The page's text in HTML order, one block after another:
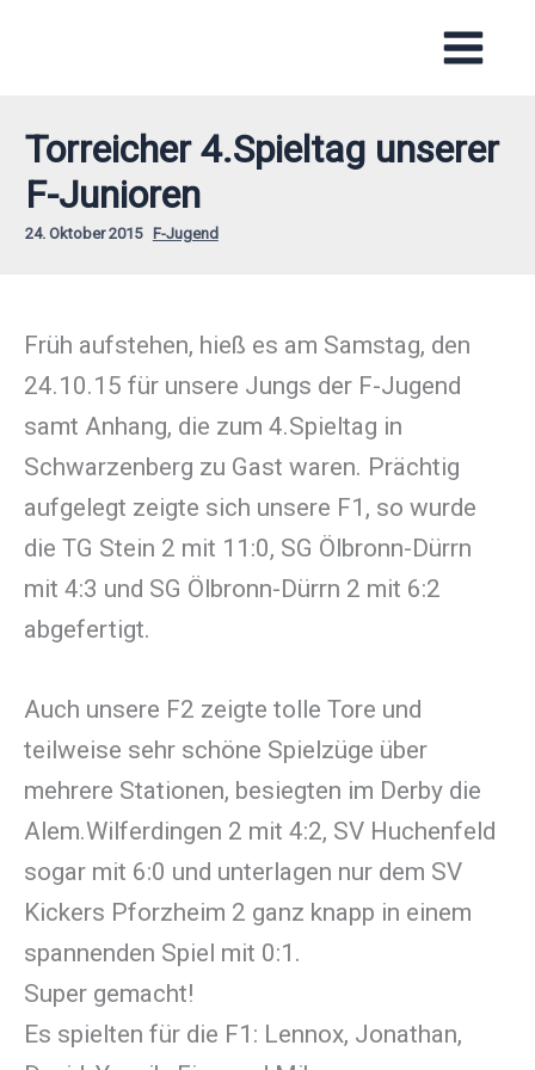
Torreicher 4.Spieltag unserer
F-Junioren
24. Oktober 2015 F-Jugend
Früh aufstehen, hieß es am Samstag, den
24.10.15 für unsere Jungs der F-Jugend
samt Anhang, die zum 4.Spieltag in
Schwarzenberg zu Gast waren. Prächtig
aufgelegt zeigte sich unsere F1, so wurde
die TG Stein 2 mit 11:0, SG Ölbronn-Dürrn
mit 4:3 und SG Ölbronn-Dürrn 2 mit 6:2
abgefertigt.
Auch unsere F2 zeigte tolle Tore und
teilweise sehr schöne Spielzüge über
mehrere Stationen, besiegten im Derby die
Alem.Wilferdingen 2 mit 4:2, SV Huchenfeld
sogar mit 6:0 und unterlagen nur dem SV
Kickers Pforzheim 2 ganz knapp in einem
spannenden Spiel mit 0:1.
Super gemacht!
Es spielten für die F1: Lennox, Jonathan,